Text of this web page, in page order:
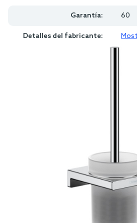
Garantía: 60
Detalles del fabricante: